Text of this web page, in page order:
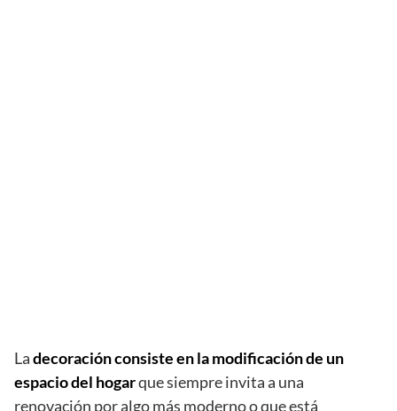
Ladecoración consiste en la modificación de un
espacio del hogarque siempre invita a una
renovación por algo más moderno o que está